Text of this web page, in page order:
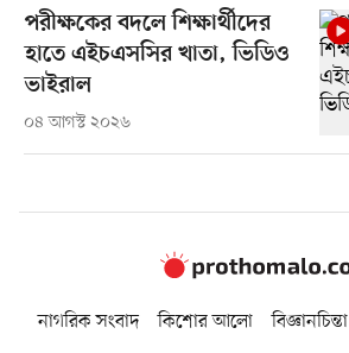
পরীক্ষকের বদলে শিক্ষার্থীদের
হাতে এইচএসসির খাতা, ভিডিও
ভাইরাল
০৪ আগস্ট ২০২৬
নাগরিক সংবাদ কিশোর আলো বিজ্ঞানচিন্তা